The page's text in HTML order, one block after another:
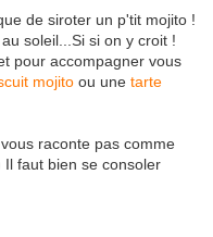
de siroter un p'tit mojito !
soleil...Si si on y croit !
pour accompagner vous
mojito ou une tarte
raconte pas comme
faut bien se consoler